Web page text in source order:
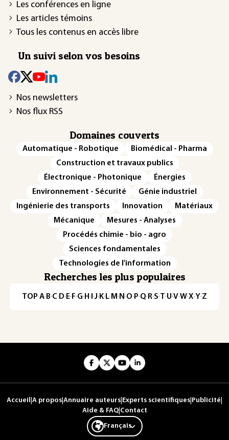
Les conférences en ligne
Les articles témoins
Tous les contenus en accès libre
Un suivi selon vos besoins
Nos newsletters
Nos flux RSS
Domaines couverts
Automatique - Robotique
Biomédical - Pharma
Construction et travaux publics
Électronique - Photonique
Énergies
Environnement - Sécurité
Génie industriel
Ingénierie des transports
Innovation
Matériaux
Mécanique
Mesures - Analyses
Procédés chimie - bio - agro
Sciences fondamentales
Technologies de l'information
Recherches les plus populaires
TOP·A·B·C· D· E· F·G· H · ·J· K· L· M · N ·O· P·Q· R·S·T·U·V·W·X·Y·Z
Accueil A propos Annuaire auteurs Experts scientifiques Publicité
Aide & FAQ| Contact
Français